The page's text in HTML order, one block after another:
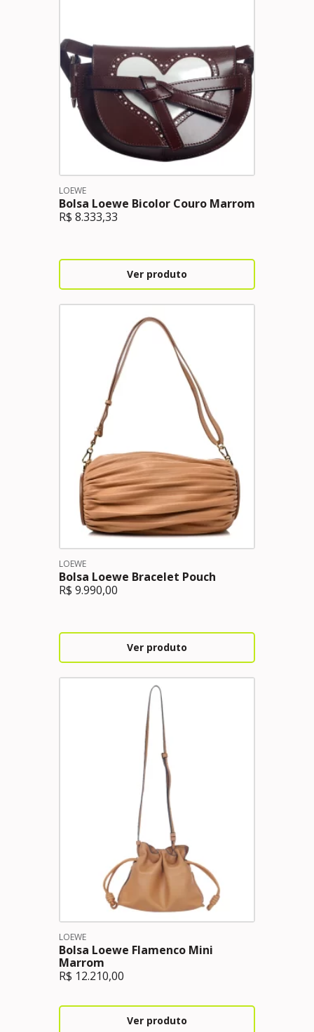
LOEWE
Bolsa Loewe Bicolor Couro Marrom
R$ 8.333,33
Ver produto
LOEWE
Bolsa Loewe Bracelet Pouch
R$ 9.990,00
Ver produto
LOEWE
Bolsa Loewe Flamenco Mini
Marrom
R$ 12.210,00
Ver produto